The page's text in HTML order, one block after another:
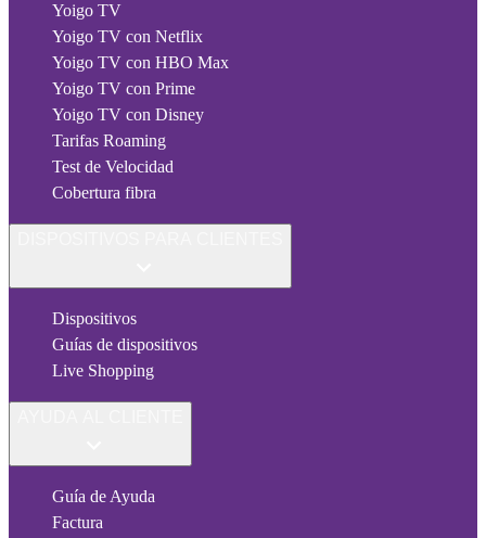
Yoigo TV
Yoigo TV con Netflix
Yoigo TV con HBO Max
Yoigo TV con Prime
Yoigo TV con Disney
Tarifas Roaming
Test de Velocidad
Cobertura fibra
Dispositivos
Guías de dispositivos
Live Shopping
Guía de Ayuda
Factura